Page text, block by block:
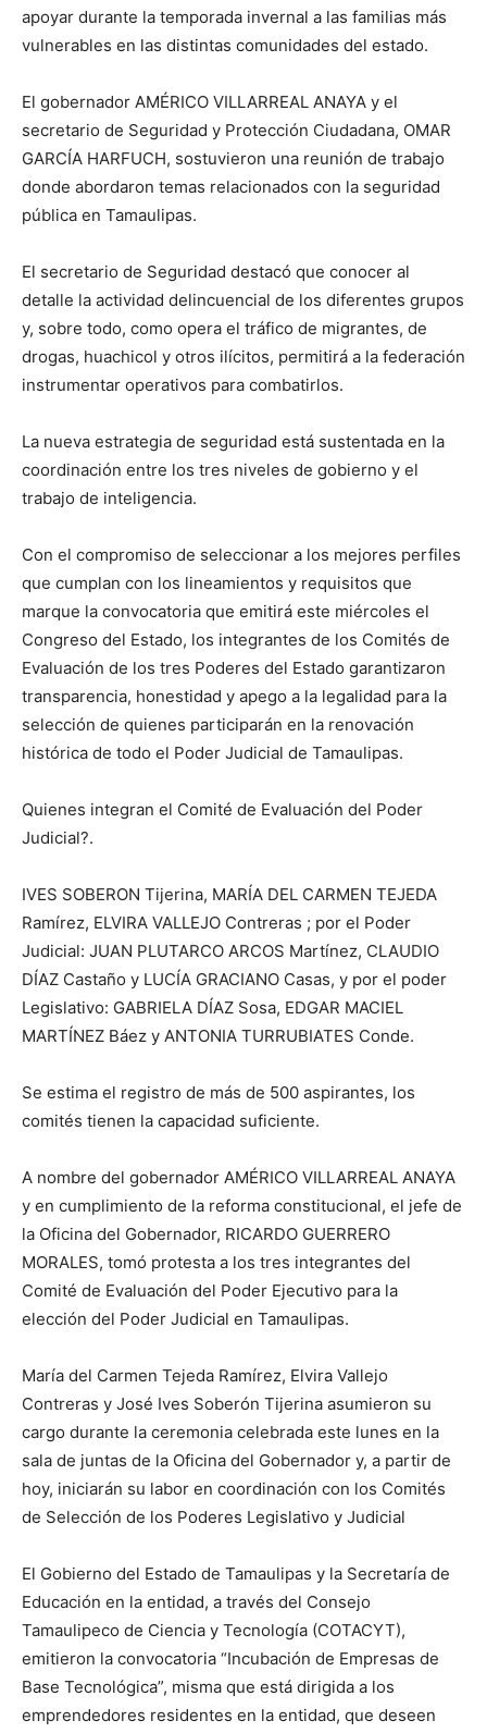
apoyar durante la temporada invernal a las familias más
vulnerables en las distintas comunidades del estado.
El gobernador AMÉRICO VILLARREAL ANAYA y el
secretario de Seguridad y Protección Ciudadana, OMAR
GARCÍA HARFUCH, sostuvieron una reunión de trabajo
donde abordaron temas relacionados con la seguridad
pública en Tamaulipas.
El secretario de Seguridad destacó que conocer al
detalle la actividad delincuencial de los diferentes grupos
y, sobre todo, como opera el tráfico de migrantes, de
drogas, huachicol y otros ilícitos, permitirá a la federación
instrumentar operativos para combatirlos.
La nueva estrategia de seguridad está sustentada en la
coordinación entre los tres niveles de gobierno y el
trabajo de inteligencia.
Con el compromiso de seleccionar a los mejores perfiles
que cumplan con los lineamientos y requisitos que
marque la convocatoria que emitirá este miércoles el
Congreso del Estado, los integrantes de los Comités de
Evaluación de los tres Poderes del Estado garantizaron
transparencia, honestidad y apego a la legalidad para la
selección de quienes participarán en la renovación
histórica de todo el Poder Judicial de Tamaulipas.
Quienes integran el Comité de Evaluación del Poder
Judicial?.
IVES SOBERON Tijerina, MARÍA DEL CARMEN TEJEDA
Ramírez, ELVIRA VALLEJO Contreras ; por el Poder
Judicial: JUAN PLUTARCO ARCOS Martínez, CLAUDIO
DÍAZ Castaño y LUCÍA GRACIANO Casas, y por el poder
Legislativo: GABRIELA DÍAZ Sosa, EDGAR MACIEL
MARTÍNEZ Báez y ANTONIA TURRUBIATES Conde.
Se estima el registro de más de 500 aspirantes, los
comités tienen la capacidad suficiente.
A nombre del gobernador AMÉRICO VILLARREAL ANAYA
y en cumplimiento de la reforma constitucional, el jefe de
la Oficina del Gobernador, RICARDO GUERRERO
MORALES, tomó protesta a los tres integrantes del
Comité de Evaluación del Poder Ejecutivo para la
elección del Poder Judicial en Tamaulipas.
María del Carmen Tejeda Ramírez, Elvira Vallejo
Contreras y José Ives Soberón Tijerina asumieron su
cargo durante la ceremonia celebrada este lunes en la
sala de juntas de la Oficina del Gobernador y, a partir de
hoy, iniciarán su labor en coordinación con los Comités
de Selección de los Poderes Legislativo y Judicial
El Gobierno del Estado de Tamaulipas y la Secretaría de
Educación en la entidad, a través del Consejo
Tamaulipeco de Ciencia y Tecnología (COTACYT),
emitieron la convocatoria “Incubación de Empresas de
Base Tecnológica”, misma que está dirigida a los
emprendedores residentes en la entidad, que deseen